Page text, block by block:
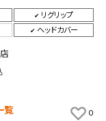
リグリップ
ヘッドカバー
覧 0